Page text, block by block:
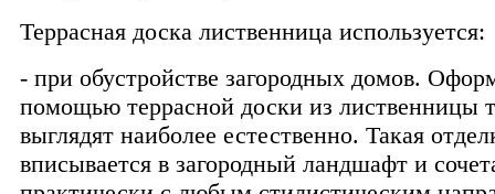
Террасная доска лиственница используется:
- при обустройстве загородных домов.
помощью террасной доски из лиственницы
выглядят наиболее естественно. Такая
вписывается в загородный ландшафт и